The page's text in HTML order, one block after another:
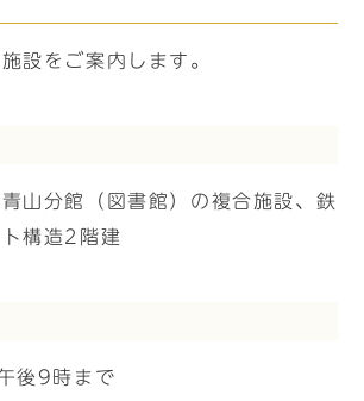
設をご案内します。
山分館（図書館）の複合施設、鉄
構造2階建
後9時まで